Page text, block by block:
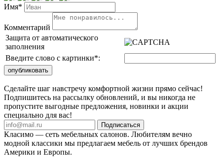
Имя*
Комментарий
Защита от автоматического
заполнения
Введите слово с картинки*:
Сделайте шаг навстречу комфортной жизни прямо сейчас!
Подпишитесь на рассылку обновлений, и вы никогда не
пропустите выгодные предложения, новинки и акции
специально для вас!
Подписаться
Класимо — cеть мебельных салонов. Любителям вечно
модной классики мы предлагаем мебель от лучших брендов
Америки и Европы.